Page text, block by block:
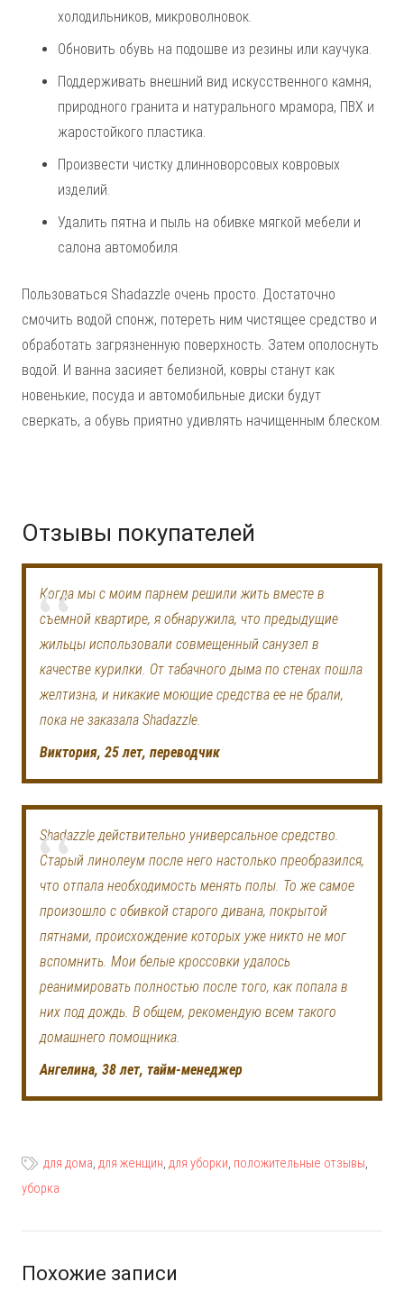
холодильников, микроволновок.
Обновить обувь на подошве из резины или каучука.
Поддерживать внешний вид искусственного камня,
природного гранита и натурального мрамора, ПВХ и
жаростойкого пластика.
Произвести чистку длинноворсовых ковровых
изделий.
Удалить пятна и пыль на обивке мягкой мебели и
салона автомобиля.
Пользоваться Shadazzle очень просто. Достаточно
смочить водой спонж, потереть ним чистящее средство и
обработать загрязненную поверхность. Затем ополоснуть
водой. И ванна засияет белизной, ковры станут как
новенькие, посуда и автомобильные диски будут
сверкать, а обувь приятно удивлять начищенным блеском.
Отзывы покупателей
Когда мы с моим парнем решили жить вместе в
съемной квартире, я обнаружила, что предыдущие
жильцы использовали совмещенный санузел в
качестве курилки. От табачного дыма по стенах пошла
желтизна, и никакие моющие средства ее не брали,
пока не заказала Shadazzle.
Виктория, 25 лет, переводчик
Shadazzle действительно универсальное средство.
Старый линолеум после него настолько преобразился,
что отпала необходимость менять полы. То же самое
произошло с обивкой старого дивана, покрытой
пятнами, происхождение которых уже никто не мог
вспомнить. Мои белые кроссовки удалось
реанимировать полностью после того, как попала в
них под дождь. В общем, рекомендую всем такого
домашнего помощника.
Ангелина, 38 лет, тайм-менеджер
для дома,для женщин,для уборки, положительные отзывы,
уборка
Похожие записи